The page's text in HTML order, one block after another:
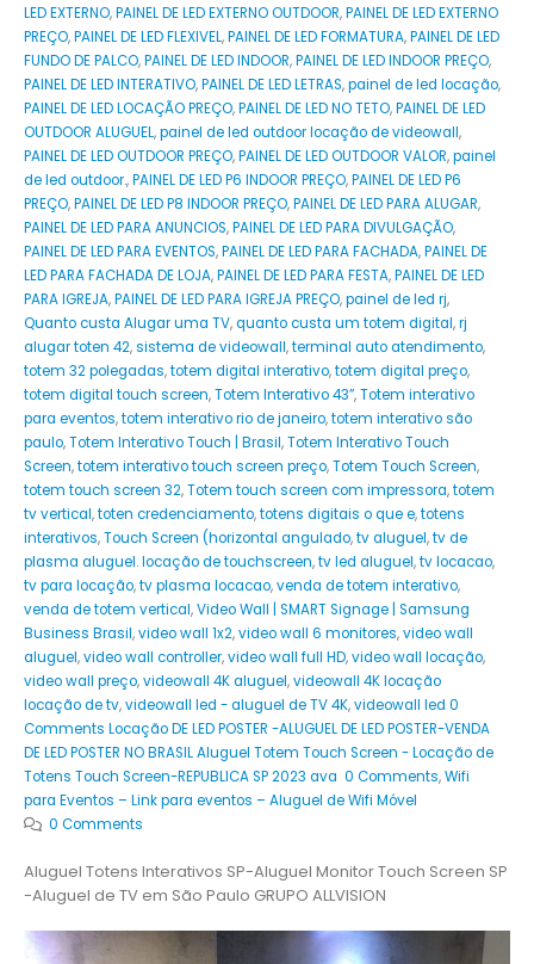
LED EXTERNO,PAINEL DE LED EXTERNO OUTDOOR,PAINEL DE LED EXTERNO
PREÇO,PAINEL DE LED FLEXIVEL,PAINEL DE LED FORMATURA,PAINEL DE LED
FUNDO DE PALCO,PAINEL DE LED INDOOR,PAINEL DE LED INDOOR PREÇO,
PAINEL DE LED INTERATIVO,PAINEL DE LED LETRAS,painel de led locação,
PAINEL DE LED LOCAÇÃO PREÇO,PAINEL DE LED NO TETO,PAINEL DE LED
OUTDOOR ALUGUEL,painel de led outdoor locação de videowall,
PAINEL DE LED OUTDOOR PREÇO,PAINEL DE LED OUTDOOR VALOR,painel
de led outdoor.,PAINEL DE LED P6 INDOOR PREÇO,PAINEL DE LED P6
PREÇO,PAINEL DE LED P8 INDOOR PREÇO,PAINEL DE LED PARA ALUGAR,
PAINEL DE LED PARA ANUNCIOS,PAINEL DE LED PARA DIVULGAÇÃO,
PAINEL DE LED PARA EVENTOS,PAINEL DE LED PARA FACHADA,PAINEL DE
LED PARA FACHADA DE LOJA,PAINEL DE LED PARA FESTA,PAINEL DE LED
PARA IGREJA,PAINEL DE LED PARA IGREJA PREÇO,painel de led rj,
Quanto custa Alugar uma TV,quanto custa um totem digital,rj
alugar toten 42,sistema de videowall,terminal auto atendimento,
totem 32 polegadas,totem digital interativo,totem digital preço,
totem digital touch screen,Totem Interativo 43”,Totem interativo
para eventos,totem interativo rio de janeiro,totem interativo são
paulo,Totem Interativo Touch | Brasil,Totem Interativo Touch
Screen,totem interativo touch screen preço,Totem Touch Screen,
totem touch screen 32,Totem touch screen com impressora,totem
tv vertical,toten credenciamento,totens digitais o que e,totens
interativos,Touch Screen (horizontal angulado,tv aluguel,tv de
plasma aluguel. locação de touchscreen,tv led aluguel,tv locacao,
tv para locação,tv plasma locacao,venda de totem interativo,
venda de totem vertical,Video Wall | SMART Signage | Samsung
Business Brasil,video wall 1x2,video wall 6 monitores,video wall
aluguel,video wall controller,video wall full HD,video wall locação,
video wall preço,videowall 4K aluguel,videowall 4K locação
locação de tv,videowall led - aluguel de TV 4K,videowall led 0
Comments Locação DE LED POSTER -ALUGUEL DE LED POSTER-VENDA
DE LED POSTER NO BRASIL Aluguel Totem Touch Screen - Locação de
Totens Touch Screen-REPUBLICA SP 2023 ava 0 Comments,Wifi
para Eventos – Link para eventos – Aluguel de Wifi Móvel
0 Comments
Aluguel Totens Interativos SP-Aluguel Monitor Touch Screen SP
-Aluguel de TV em São Paulo GRUPO ALLVISION